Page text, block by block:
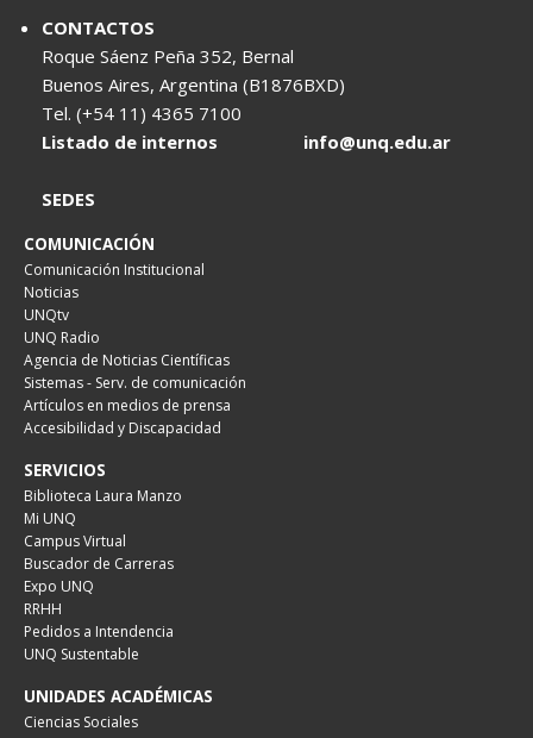
CONTACTOS
Roque Sáenz Peña 352, Bernal
Buenos Aires, Argentina (B1876BXD)
Tel. (+54 11) 4365 7100
Listado de internos
info@unq.edu.ar
SEDES
COMUNICACIÓN
Comunicación Institucional
Noticias
UNQtv
UNQ Radio
Agencia de Noticias Científicas
Sistemas - Serv. de comunicación
Artículos en medios de prensa
Accesibilidad y Discapacidad
SERVICIOS
Biblioteca Laura Manzo
Mi UNQ
Campus Virtual
Buscador de Carreras
Expo UNQ
RRHH
Pedidos a Intendencia
UNQ Sustentable
UNIDADES ACADÉMICAS
Ciencias Sociales